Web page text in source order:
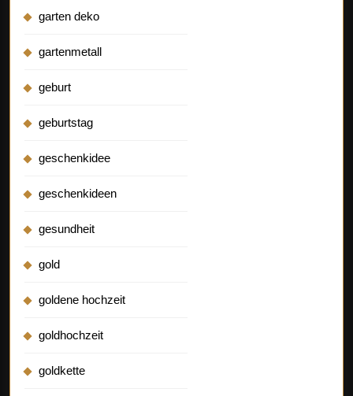
garten deko
gartenmetall
geburt
geburtstag
geschenkidee
geschenkideen
gesundheit
gold
goldene hochzeit
goldhochzeit
goldkette